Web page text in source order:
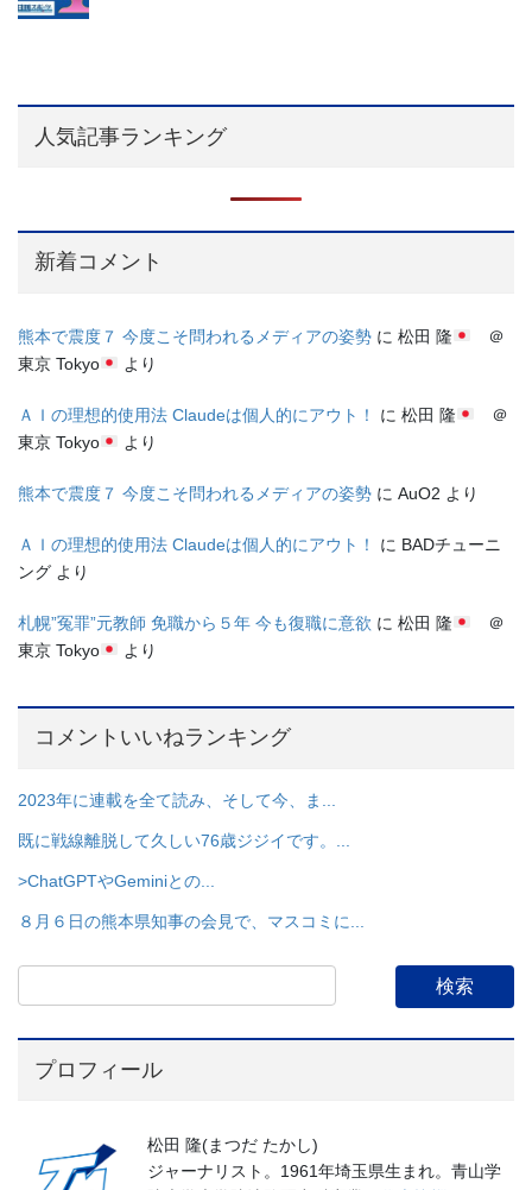
人気記事ランキング
新着コメント
熊本で震度７ 今度こそ問われるメディアの姿勢 に 松田 隆
＠
東京 Tokyo
より
ＡＩの理想的使用法 Claudeは個人的にアウト！ に 松田 隆
＠
東京 Tokyo
より
熊本で震度７ 今度こそ問われるメディアの姿勢 に AuO2 より
ＡＩの理想的使用法 Claudeは個人的にアウト！ に BADチューニ
ング より
札幌”冤罪”元教師 免職から５年 今も復職に意欲 に 松田 隆
＠
東京 Tokyo
より
コメントいいねランキング
2023年に連載を全て読み、そして今、ま...
既に戦線離脱して久しい76歳ジジイです。...
>ChatGPTやGeminiとの...
８月６日の熊本県知事の会見で、マスコミに...
プロフィール
松田 隆(まつだ たかし)
ジャーナリスト。1961年埼玉県生まれ。青山学